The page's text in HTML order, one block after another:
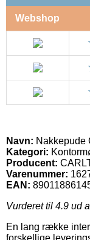
Webshop
Navn: Nakkepude
Kategori:
Producent:
Varenummer:
EAN:
Vurderet til 4.9 ud
En lang række
forskellige